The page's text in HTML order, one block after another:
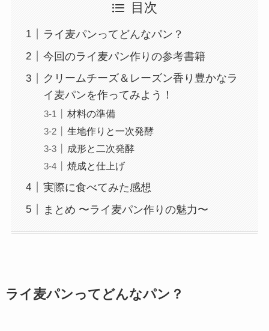
目次
ライ麦パンってどんなパン？
今回のライ麦パン作りの参考書籍
クリームチーズ＆レーズン香り豊かなラ
イ麦パンを作ってみよう！
材料の準備
生地作りと一次発酵
成形と二次発酵
焼成と仕上げ
実際に食べてみた感想
まとめ 〜ライ麦パン作りの魅力〜
ライ麦パンってどんなパン？